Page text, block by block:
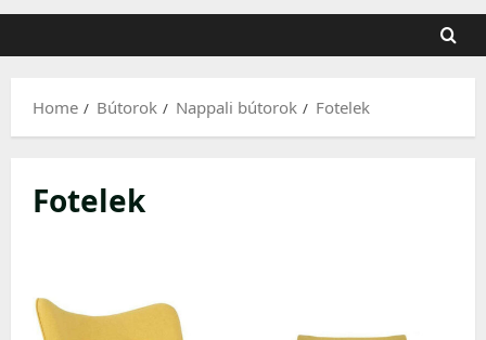
Home Bútorok Nappali bútorok Fotelek
Fotelek